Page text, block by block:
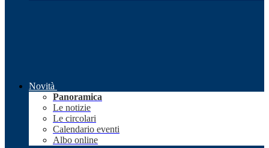
Novità
Panoramica
Le notizie
Le circolari
Calendario eventi
Albo online